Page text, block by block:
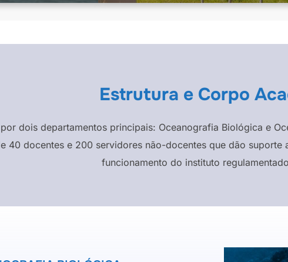
Estrutura e Corpo
dois departamentos principais: Oceanografia Biológica e
40 docentes e 200 servidores não-docentes que dão
funcionamento do instituto